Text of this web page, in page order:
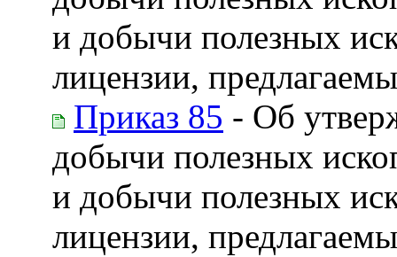
и добычи полезных
лицензии,
Приказ 85 - Об
добычи полезных
и добычи полезных
лицензии,